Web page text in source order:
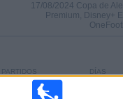
17/08/2024 Copa de
Premium, Disney+
DÍAS
PARTIDOS